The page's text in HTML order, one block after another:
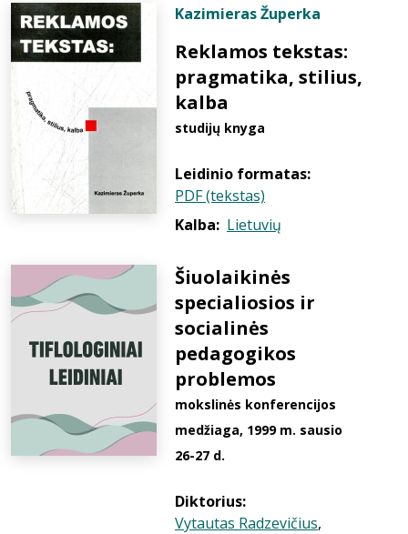
Kazimieras Župerka
Reklamos tekstas:
pragmatika, stilius,
kalba
studijų knyga
Leidinio formatas:
PDF (tekstas)
Kalba: Lietuvių
Šiuolaikinės
specialiosios ir
socialinės
pedagogikos
problemos
mokslinės konferencijos
medžiaga, 1999 m. sausio
26-27 d.
Diktorius:
Vytautas Radzevičius,